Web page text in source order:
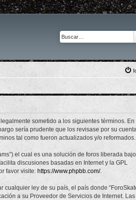
legalmente sometido a los siguientes términos.
sería prudente que los revisase por su cuenta
tal como fueron actualizados y/o reformados.
el cual es una solución de foros liberada
discusiones basadas en Internet y la GPL
favor visite: https://www.phpbb.com/.
ley de su país, el país donde
a su Proveedor de Servicios de Internet. Las